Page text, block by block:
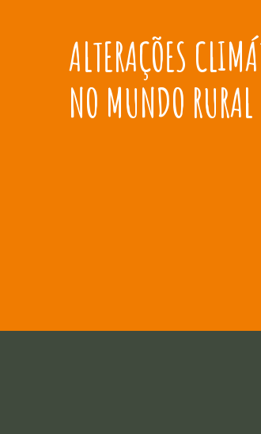
ALTERAÇÕES
NO MUNDO RURAL